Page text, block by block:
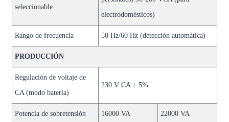
seleccionable
electrodomésticos)
Rango de frecuencia 50 Hz/60 Hz (detección automática)
PRODUCCIÓN
Regulación de voltaje de
CA (modo batería)
230 V CA ± 5%
Potencia de sobretensión 16000 VA 22000 VA